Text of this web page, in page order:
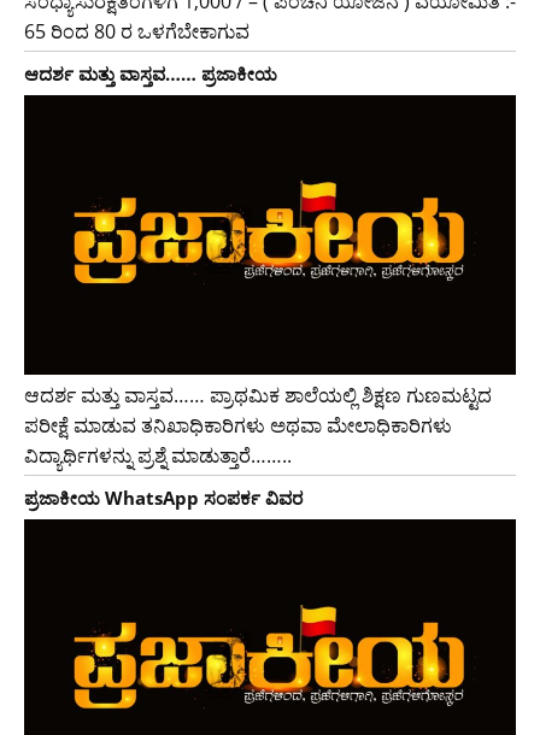
65 ರಿಂದ 80 ರ ಒಳಗೆಬೇಕಾಗುವ
ಆದರ್ಶ ಮತ್ತು ವಾಸ್ತವ…… ಪ್ರಜಾಕೀಯ
ಆದರ್ಶ ಮತ್ತು ವಾಸ್ತವ…… ಪ್ರಾಥಮಿಕ ಶಾಲೆಯಲ್ಲಿ ಶಿಕ್ಷಣ ಗುಣಮಟ್ಟದ
ಪರೀಕ್ಷೆ ಮಾಡುವ ತನಿಖಾಧಿಕಾರಿಗಳು ಅಥವಾ ಮೇಲಾಧಿಕಾರಿಗಳು
ವಿದ್ಯಾರ್ಥಿಗಳನ್ನು ಪ್ರಶ್ನೆ ಮಾಡುತ್ತಾರೆ……..
ಪ್ರಜಾಕೀಯ WhatsApp ಸಂಪರ್ಕ ವಿವರ